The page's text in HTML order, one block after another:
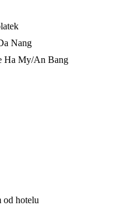
Nang
Ha My/An Bang
od hotelu